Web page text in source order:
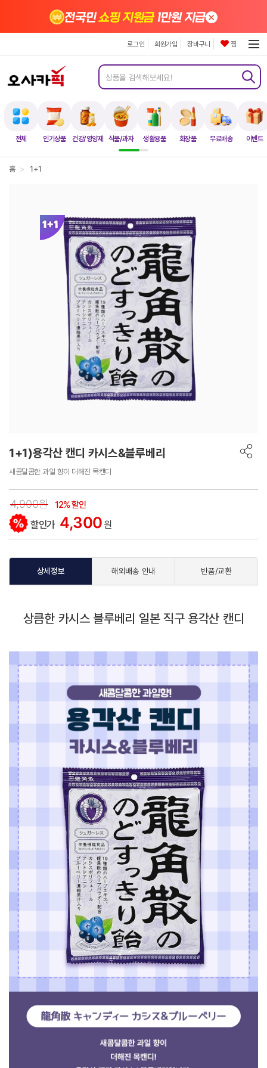
전체 인기상품 건강/영양제 식품/과자 생활용품 화장품 무료배송 이벤트
전국민쇼핑 지원금1만원 지급×
로그인 회원가입 장바구니 찜
홈 > 1+1
1+1)용각산 캔디 카시스&블루베리
새콤달콤한 과일 향이 더해진 목캔디
4,900원 12% 할인
할인가 4,300원
상세정보 해외배송 안내 반품/교환
상큼한 카시스 블루베리 일본 직구 용각산 캔디